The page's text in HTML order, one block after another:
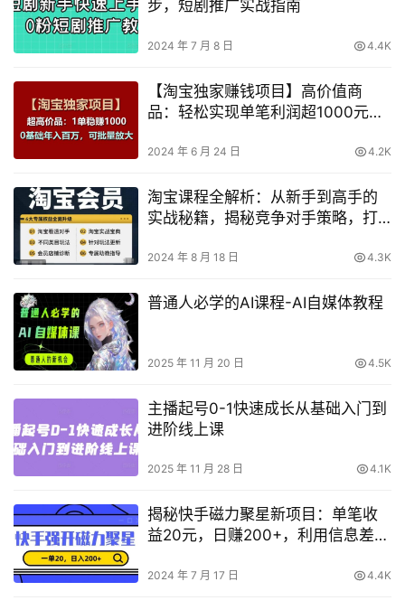
步，短剧推广实战指南
2024 年 7 月 8 日 4.4K
【淘宝独家赚钱项目】高价值商
品：轻松实现单笔利润超1000元，
操作【深度揭秘】
2024 年 6 月 24 日 4.2K
淘宝课程全解析：从新手到高手的
实战秘籍，揭秘竞争对手策略，打
2024 年 8 月 18 日 4.3K
普通人必学的AI课程-AI自媒体教程
2025 年 11 月 20 日 4.5K
主播起号0-1快速成长从基础入门到
进阶线上课
2025 年 11 月 28 日 4.1K
揭秘快手磁力聚星新项目：单笔收
益20元，日赚200+，利用信息差月
2024 年 7 月 17 日 4.4K